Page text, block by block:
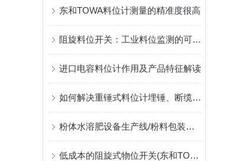
东和TOWA料位计测量的精准度很高
阻旋料位开关：工业料位监测的可靠守护者
进口电容料位计作用及产品特征解读
如何解决重锤式料位计埋锤、断缆的问题?
粉体水溶肥设备生产线/粉料包装机用精巧型阻旋料位计HL-400
低成本的阻旋式物位开关(东和TOWA)